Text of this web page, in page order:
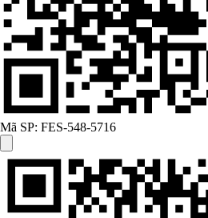
Mã SP: FES-548-5716